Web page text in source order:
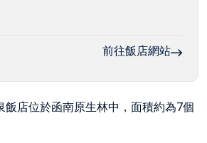
前往飯店網站